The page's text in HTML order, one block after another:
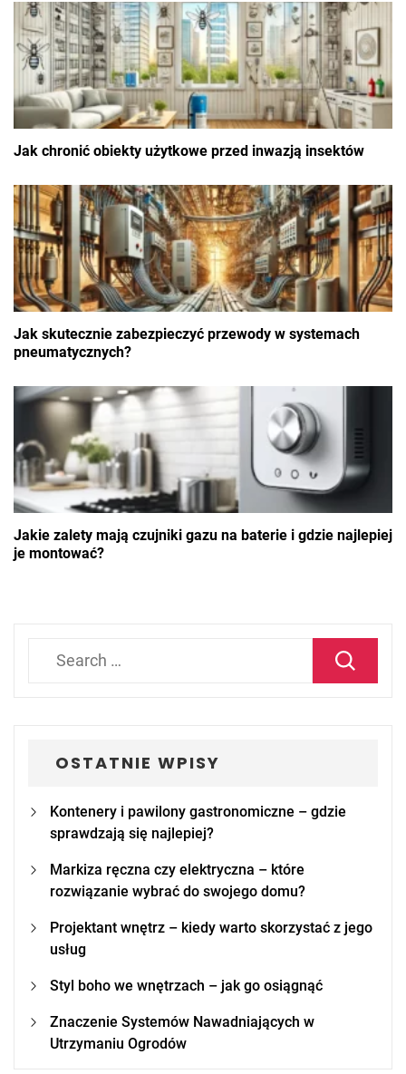
Jak chronić obiekty użytkowe przed inwazją insektów
Jak skutecznie zabezpieczyć przewody w systemach
pneumatycznych?
Jakie zalety mają czujniki gazu na baterie i gdzie najlepiej
je montować?
OSTATNIE WPISY
Kontenery i pawilony gastronomiczne – gdzie
sprawdzają się najlepiej?
Markiza ręczna czy elektryczna – które
rozwiązanie wybrać do swojego domu?
Projektant wnętrz – kiedy warto skorzystać z jego
usług
Styl boho we wnętrzach – jak go osiągnąć
Znaczenie Systemów Nawadniających w
Utrzymaniu Ogrodów